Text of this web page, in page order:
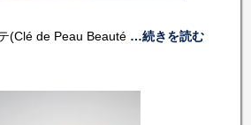
(Clé de Peau Beauté …続きを読む